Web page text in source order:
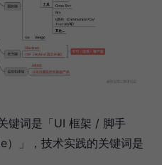
键词是「UI 框架 / 脚手
」，技术实践的关键词是